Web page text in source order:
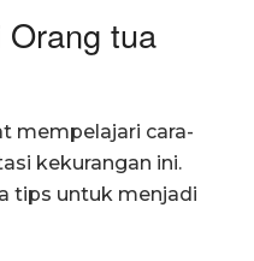
tua
mempelajari cara-
kekurangan ini.
tips untuk menjadi